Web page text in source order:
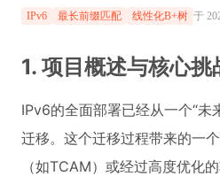
IPv6 最长前缀匹配 线性化B+树 于
1. 项目概述与核心挑
IPv6的全面部署已经从一个“
迁移。这个迁移过程带来的一
（如TCAM）或经过高度优化